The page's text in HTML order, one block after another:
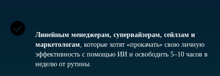
Линейным менеджерам, супервайзерам, сейлзам и
маркетологам, которые хотят «прокачать» свою личную
эффективность с помощью ИИ и освободить 5–10 часов в
неделю от рутины.
автоматизацию с помощью агентов
— Живой Q&A: участники смогут задать
свои вопросы и получить разбор кейсов в
прямом эфире
— Живые примеры решения